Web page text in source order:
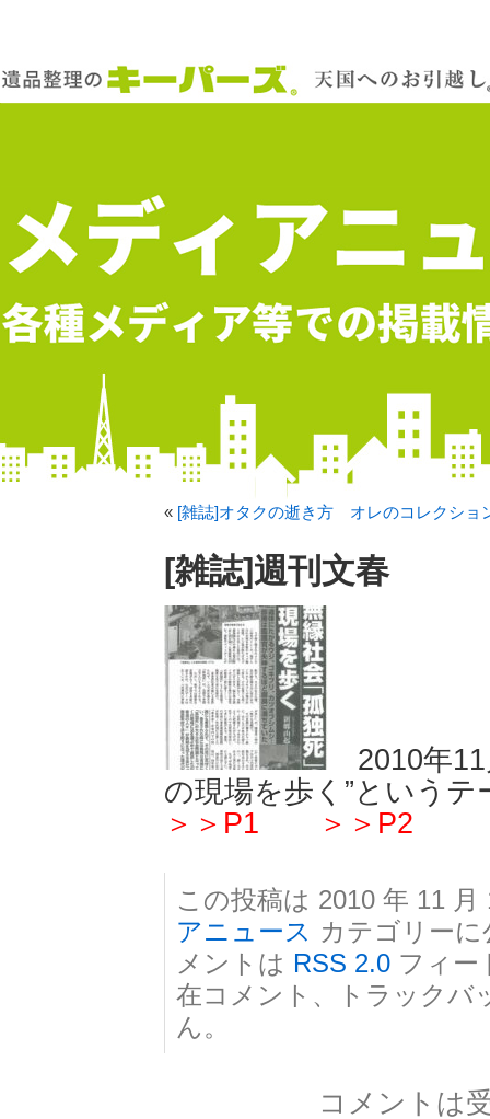
« [雑誌]オタクの逝き方 オレのコレクショ
[雑誌]週刊文春
2010年11
の現場を歩く”という
＞＞P1
＞＞P2
この投稿は 2010 年 11
アニュース カテゴリー
メントは RSS 2.0 フィー
在コメント、トラックバ
ん。
コメントは